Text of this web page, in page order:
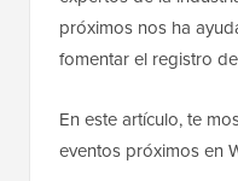
próximos nos ha
fomentar el registro
En este artículo, te
eventos próximos en